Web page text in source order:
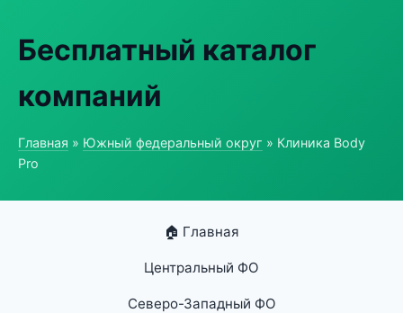
Бесплатный каталог
компаний
Главная » Южный федеральный округ » Клиника Body
Pro
🏠 Главная
Центральный ФО
Северо-Западный ФО